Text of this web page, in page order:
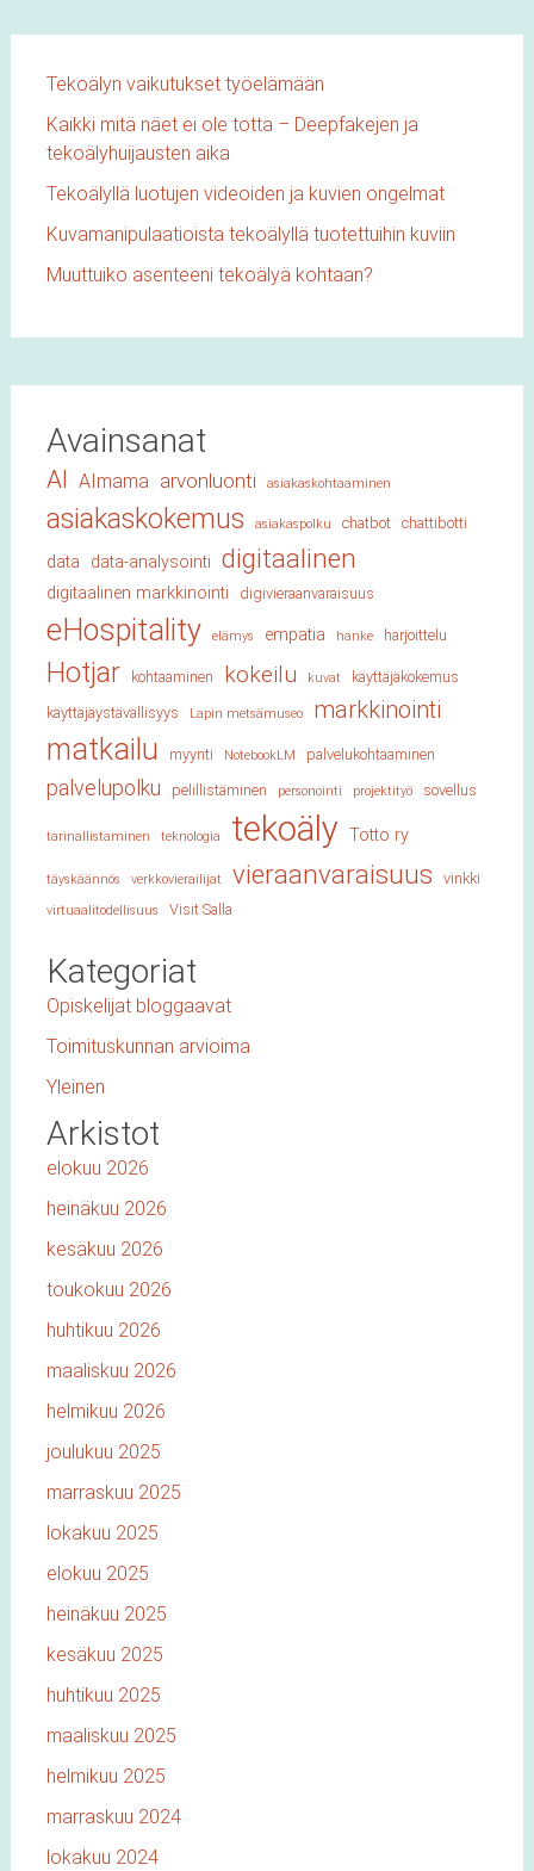
Tekoälyn vaikutukset työelämään
Kaikki mitä näet ei ole totta – Deepfakejen ja
tekoälyhuijausten aika
Tekoälyllä luotujen videoiden ja kuvien ongelmat
Kuvamanipulaatioista tekoälyllä tuotettuihin kuviin
Muuttuiko asenteeni tekoälyä kohtaan?
Avainsanat
AI AImama arvonluonti asiakaskohtaaminen
asiakaskokemus asiakaspolku chatbot chattibotti
data data-analysointi digitaalinen
digitaalinen markkinointi digivieraanvaraisuus
eHospitality elämys empatia hanke harjoittelu
Hotjar kohtaaminen kokeilu kuvat
käyttäjäkokemus
käyttäjäystävällisyys
Lapin metsämuseo markkinointi
matkailu myynti NotebookLM palvelukohtaaminen
palvelupolku pelillistäminen personointi projektityö sovellus
tarinallistaminen teknologia tekoäly Totto ry
täyskäännös verkkovierailijat vieraanvaraisuus vinkki
virtuaalitodellisuus Visit Salla
Kategoriat
Opiskelijat bloggaavat
Toimituskunnan arvioima
Yleinen
Arkistot
elokuu 2026
heinäkuu 2026
kesäkuu 2026
toukokuu 2026
huhtikuu 2026
maaliskuu 2026
helmikuu 2026
joulukuu 2025
marraskuu 2025
lokakuu 2025
elokuu 2025
heinäkuu 2025
kesäkuu 2025
huhtikuu 2025
maaliskuu 2025
helmikuu 2025
marraskuu 2024
lokakuu 2024